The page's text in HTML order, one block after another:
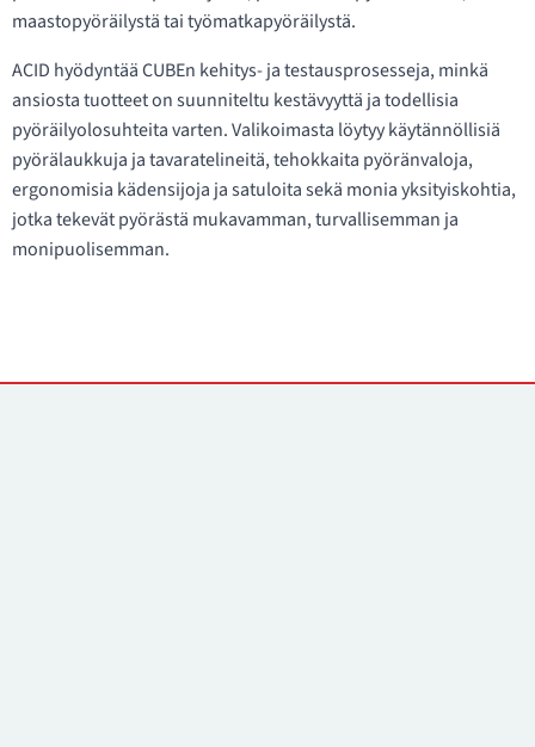
maastopyöräilystä tai työmatkapyöräilystä.
ACID hyödyntää CUBEn kehitys- ja testausprosesseja, minkä
ansiosta tuotteet on suunniteltu kestävyyttä ja todellisia
pyöräilyolosuhteita varten. Valikoimasta löytyy käytännöllisiä
pyörälaukkuja ja tavaratelineitä, tehokkaita pyöränvaloja,
ergonomisia kädensijoja ja satuloita sekä monia yksityiskohtia,
jotka tekevät pyörästä mukavamman, turvallisemman ja
monipuolisemman.